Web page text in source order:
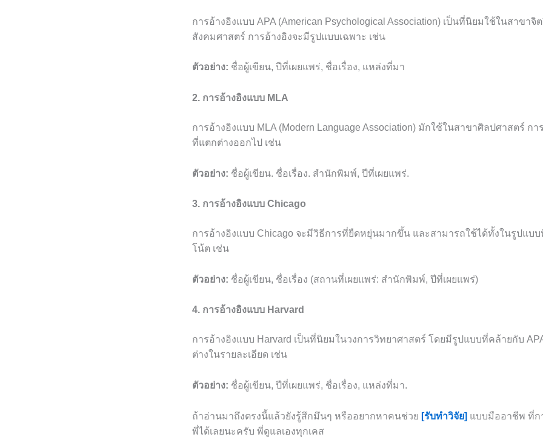
การอ้างอิงแบบ APA (American Psychological Association) เป็นที่นิยมใช้ในสาขาจิ
สังคมศาสตร์ การอ้างอิงจะมีรูปแบบเฉพาะ เช่น
ตัวอย่าง: ชื่อผู้เขียน, ปีที่เผยแพร่, ชื่อเรื่อง, แหล่งที่มา
2. การอ้างอิงแบบ MLA
การอ้างอิงแบบ MLA (Modern Language Association) มักใช้ในสาขาศิลปศาสตร์ ก
ที่แตกต่างออกไป เช่น
ตัวอย่าง: ชื่อผู้เขียน. ชื่อเรื่อง. สำนักพิมพ์, ปีที่เผยแพร่.
3. การอ้างอิงแบบ Chicago
การอ้างอิงแบบ Chicago จะมีวิธีการที่ยืดหยุ่นมากขึ้น และสามารถใช้ได้ทั้งในรูปแบ
โน้ต เช่น
ตัวอย่าง: ชื่อผู้เขียน, ชื่อเรื่อง (สถานที่เผยแพร่: สำนักพิมพ์, ปีที่เผยแพร่)
4. การอ้างอิงแบบ Harvard
การอ้างอิงแบบ Harvard เป็นที่นิยมในวงการวิทยาศาสตร์ โดยมีรูปแบบที่คล้ายกับ
ต่างในรายละเอียด เช่น
ตัวอย่าง: ชื่อผู้เขียน, ปีที่เผยแพร่, ชื่อเรื่อง, แหล่งที่มา.
ถ้าอ่านมาถึงตรงนี้แล้วยังรู้สึกมึนๆ หรืออยากหาคนช่วย [รับทำวิจัย] แบบมืออาชีพ ที่ก
พี่ได้เลยนะครับ พี่ดูแลเองทุกเคส